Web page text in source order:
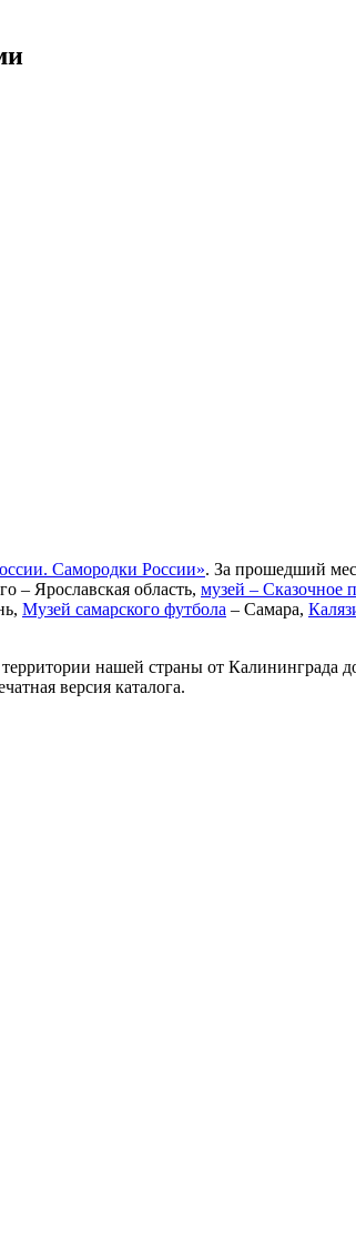
Самородки России». За прошедший
– Ярославская область, музей – Сказочное
Музей самарского футбола – Самара,
нашей страны от
версия каталога.